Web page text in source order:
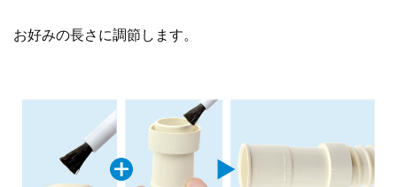
お好みの長さに調節します。